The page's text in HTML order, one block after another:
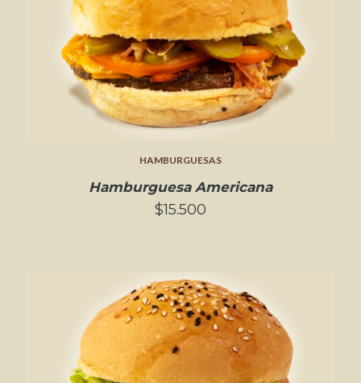
HAMBURGUESAS
Hamburguesa Americana
$15.500